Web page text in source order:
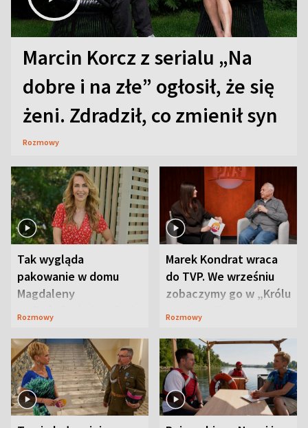
Marcin Korcz z serialu „Na
dobre i na złe” ogłosił, że się
żeni. Zdradził, co zmienił syn
Rozmowy
Tak wygląda
pakowanie w domu
Magdaleny
Waligórskiej-Lisieckiej.
Rozmowy
Marek Kondrat wraca
do TVP. We wrześniu
zobaczymy go w „Królu
Maciusiu I”
Rozmowy